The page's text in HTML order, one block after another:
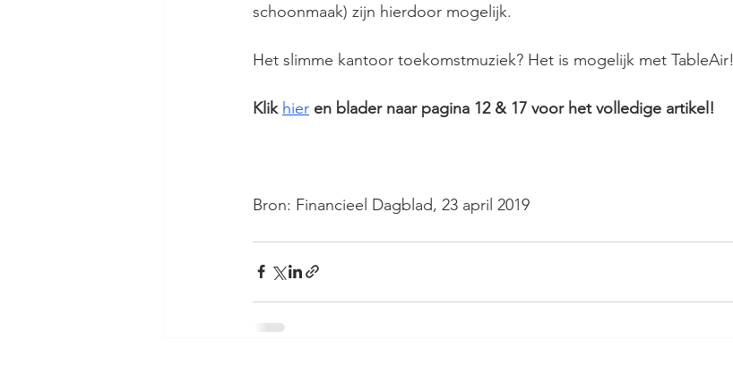
schoonmaak) zijn hierdoor mogelijk.
Het slimme kantoor toekomstmuziek? Het is mogelijk met TableAir!
Klik hier en blader naar pagina 12 & 17 voor het volledige artikel!
Bron: Financieel Dagblad, 23 april 2019